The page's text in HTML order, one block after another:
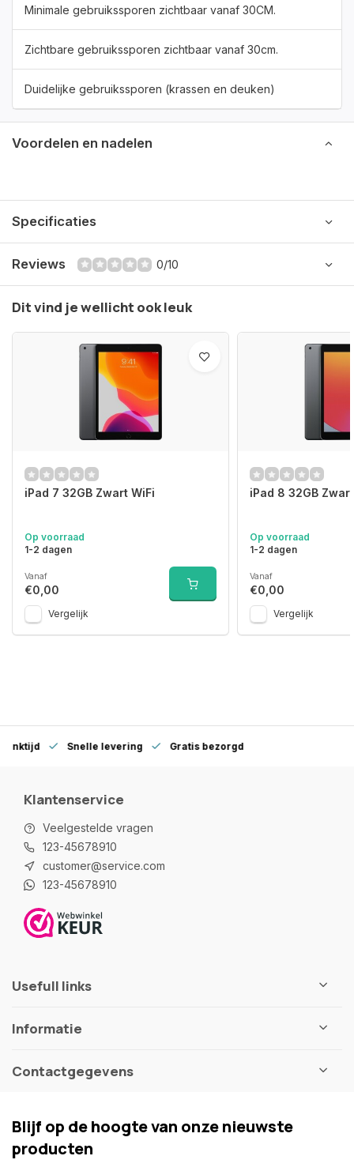
Minimale gebruikssporen zichtbaar vanaf 30CM.
Zichtbare gebruikssporen zichtbaar vanaf 30cm.
Duidelijke gebruikssporen (krassen en deuken)
Voordelen en nadelen
Specificaties
Reviews 0/10
Dit vind je wellicht ook leuk
iPad 7 32GB Zwart WiFi
Op voorraad
1-2 dagen
Vanaf
€0,00
Vergelijk
iPad 8 32GB
Op voorraad
1-2 dagen
Vanaf
€0,00
Vergelijk
Snelle levering Gratis bezorgd
Klantenservice
Veelgestelde vragen
123-45678910
customer@service.com
123-45678910
Usefull links
Informatie
Contactgegevens
Blijf op de hoogte van onze nieuwste
producten